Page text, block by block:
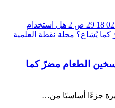
الطعام مضرّ كما
جزءًا أساسيًا من…